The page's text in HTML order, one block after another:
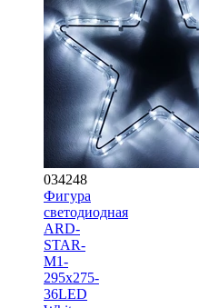
034248
Фигура
cветодиодная
ARD-
STAR-
M1-
295x275-
36LED